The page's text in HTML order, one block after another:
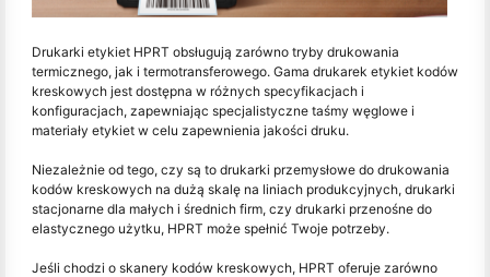
Drukarki etykiet HPRT obsługują zarówno tryby drukowania
termicznego, jak i termotransferowego. Gama drukarek etykiet kodów
kreskowych jest dostępna w różnych specyfikacjach i
konfiguracjach, zapewniając specjalistyczne taśmy węglowe i
materiały etykiet w celu zapewnienia jakości druku.
Niezależnie od tego, czy są to drukarki przemysłowe do drukowania
kodów kreskowych na dużą skalę na liniach produkcyjnych, drukarki
stacjonarne dla małych i średnich firm, czy drukarki przenośne do
elastycznego użytku, HPRT może spełnić Twoje potrzeby.
Jeśli chodzi o skanery kodów kreskowych, HPRT oferuje zarówno